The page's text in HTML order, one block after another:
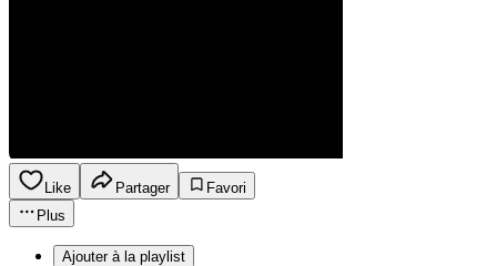
Like Partager
Favori
Plus
Ajouter à la playlist